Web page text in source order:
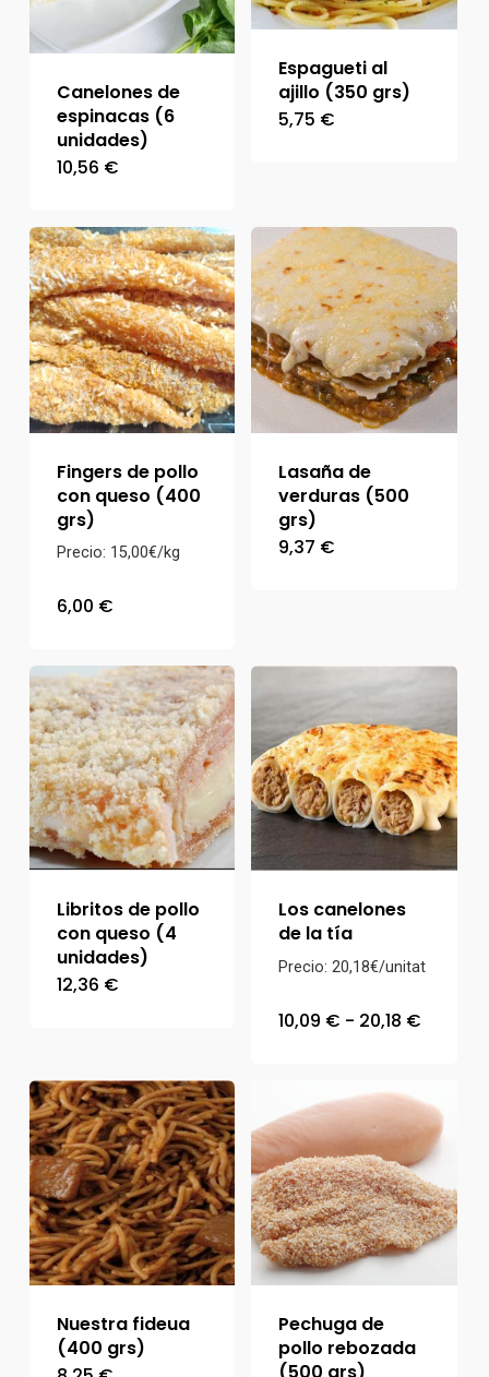
Canelones de
espinacas (6
unidades)
10,56 €
Espagueti al
ajillo (350 grs)
5,75 €
Fingers de pollo
con queso (400
grs)
Precio: 15,00€/kg
6,00 €
Lasaña de
verduras (500
grs)
9,37 €
Libritos de pollo
con queso (4
unidades)
12,36 €
Los canelones
de la tía
Precio: 20,18€/unitat
10,09 € - 20,18 €
hasta
20,18 €
Nuestra fideua
(400 grs)
Pechuga de
pollo rebozada